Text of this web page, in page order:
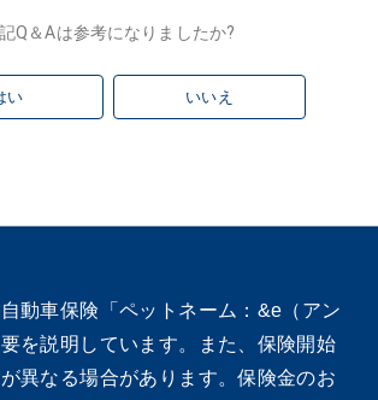
記Q＆Aは参考になりましたか?
い いいえ
動車保険「ペットネーム：&e（アン
を説明しています。また、保険開始
異なる場合があります。保険金のお